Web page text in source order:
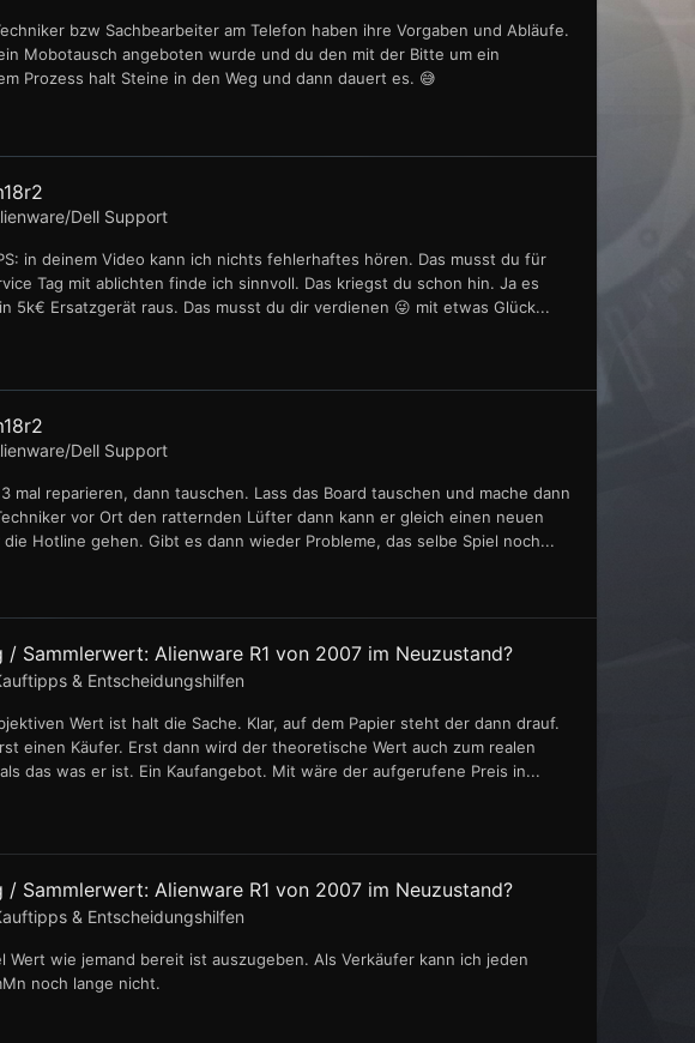
bzw Sachbearbeiter am Telefon haben ihre Vorgaben und Abläufe.
Mobotausch angeboten wurde und du den mit der Bitte um ein
Prozess halt Steine in den Weg und dann dauert es. 😅
Dell Support
in deinem Video kann ich nichts fehlerhaftes hören. Das musst du für
Tag mit ablichten finde ich sinnvoll. Das kriegst du schon hin. Ja es
Ersatzgerät raus. Das musst du dir verdienen 😜 mit etwas Glück...
Dell Support
mal reparieren, dann tauschen. Lass das Board tauschen und mache dann
vor Ort den ratternden Lüfter dann kann er gleich einen neuen
Hotline gehen. Gibt es dann wieder Probleme, das selbe Spiel noch...
/ Sammlerwert: Alienware R1 von 2007 im Neuzustand?
& Entscheidungshilfen
Wert ist halt die Sache. Klar, auf dem Papier steht der dann drauf.
einen Käufer. Erst dann wird der theoretische Wert auch zum realen
das was er ist. Ein Kaufangebot. Mit wäre der aufgerufene Preis in...
/ Sammlerwert: Alienware R1 von 2007 im Neuzustand?
& Entscheidungshilfen
wie jemand bereit ist auszugeben. Als Verkäufer kann ich jeden
noch lange nicht.